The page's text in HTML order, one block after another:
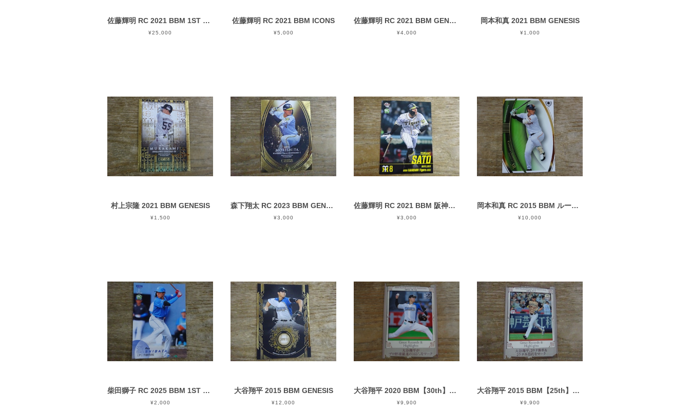
佐藤輝明 RC 2021 BBM 1ST バージョン
¥25,000
佐藤輝明 RC 2021 BBM ICONS
¥5,000
佐藤輝明 RC 2021 BBM GENESIS
¥4,000
岡本和真 2021 BBM GENESIS
¥1,000
村上宗隆 2021 BBM GENESIS
¥1,500
森下翔太 RC 2023 BBM GENESIS
¥3,000
佐藤輝明 RC 2021 BBM 阪神タイガース
¥3,000
岡本和真 RC 2015 BBM ルーキーエディションプレミアム
¥10,000
柴田獅子 RC 2025 BBM 1ST バージョン
¥2,000
大谷翔平 2015 BBM GENESIS
¥12,000
大谷翔平 2020 BBM【30th】プロ野球最速165キロをマーク
¥9,900
大谷翔平 2015 BBM【25th】2014年9月7日
¥9,900